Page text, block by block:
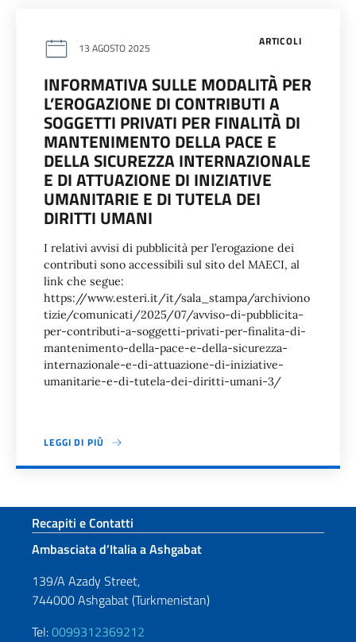
ARTICOLI
13 AGOSTO 2025
INFORMATIVA SULLE MODALITÀ PER
L’EROGAZIONE DI CONTRIBUTI A
SOGGETTI PRIVATI PER FINALITÀ DI
MANTENIMENTO DELLA PACE E
DELLA SICUREZZA INTERNAZIONALE
E DI ATTUAZIONE DI INIZIATIVE
UMANITARIE E DI TUTELA DEI
DIRITTI UMANI
I relativi avvisi di pubblicità per l’erogazione dei
contributi sono accessibili sul sito del MAECI, al
link che segue:
https://www.esteri.it/it/sala_stampa/archiviono
tizie/comunicati/2025/07/avviso-di-pubblicita-
per-contributi-a-soggetti-privati-per-finalita-di-
mantenimento-della-pace-e-della-sicurezza-
internazionale-e-di-attuazione-di-iniziative-
umanitarie-e-di-tutela-dei-diritti-umani-3/
LEGGI DI PIÙ
Paginazione
Sezione footer
Recapiti e Contatti
Ambasciata d’Italia a Ashgabat
139/A Azady Street,
744000 Ashgabat (Turkmenistan)
Tel:0099312369212